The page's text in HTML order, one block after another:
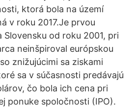
ktorá bola na území
v roku 2017.Je prvou
od roku 2001, pri
neinšpiroval európskou
znižujúcimi sa ziskami
sa v súčasnosti predávajú
čo bola ich cena pri
ponuke spoločnosti (IPO).